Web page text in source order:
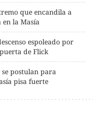
que encandila a
la Masía
espoleado por
de Flick
postulan para
pisa fuerte